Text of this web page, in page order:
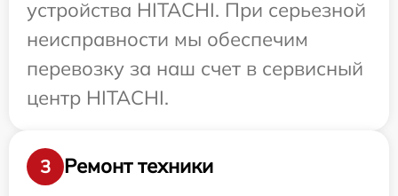
устройства HITACHI. При серьезной
неисправности мы обеспечим
перевозку за наш счет в сервисный
центр HITACHI.
3
Ремонт техники